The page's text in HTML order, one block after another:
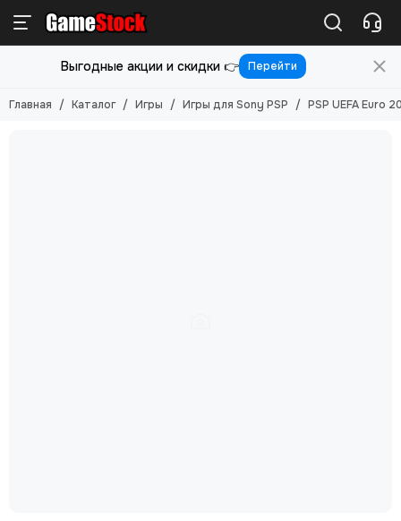
Игры
Смотреть все товары
Игры для PlayStation 5
Выгодные акции и скидки 👉 Перейти
Главная Каталог Игры Игры для Sony PSP PSP UEFA Euro